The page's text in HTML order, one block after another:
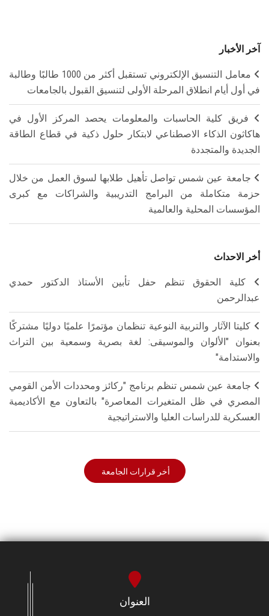
آخر الأخبار
معامل التنسيق الإلكتروني تستقبل أكثر من 1000 طالبًا وطالبة
في أول أيام انطلاق المرحلة الأولى لتنسيق القبول بالجامعات
فريق كلية الحاسبات والمعلومات يحصد المركز الأول في
هاكاثون الذكاء الاصطناعي لابتكار حلول ذكية في قطاع الطاقة
الجديدة والمتجددة
جامعة عين شمس تواصل تأهيل طلابها لسوق العمل من خلال
حزمة متكاملة من البرامج التدريبية والشراكات مع كبرى
المؤسسات المحلية والعالمية
أخر الاحداث
كلية الحقوق تنظم حفل تأبين الأستاذ الدكتور حمدي
عبدالرحمن
كليتا الآثار والتربية النوعية تنظمان مؤتمرًا علميًا دوليًا مشتركًا
بعنوان "الألوان والموسيقى: لغة بصرية وسمعية بين التراث
والاستدامة"
جامعة عين شمس تنظم برنامج "ركائز ومحددات الأمن القومي
المصري في ظل المتغيرات المعاصرة" بالتعاون مع الأكاديمية
العسكرية للدراسات العليا والاستراتيجية
أخر قرارات الجامعة
العنوان